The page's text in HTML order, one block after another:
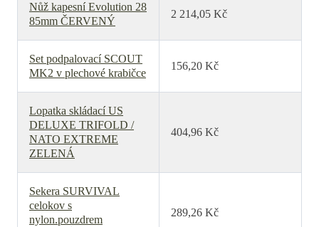
Nůž kapesní Evolution 28
85mm ČERVENÝ
2 214,05 Kč
Set podpalovací SCOUT
MK2 v plechové krabičce
156,20 Kč
Lopatka skládací US
DELUXE TRIFOLD /
NATO EXTREME
ZELENÁ
404,96 Kč
Sekera SURVIVAL
celokov s
nylon.pouzdrem
289,26 Kč